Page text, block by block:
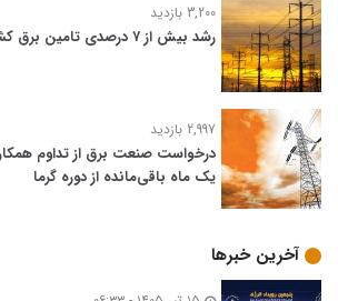
3,200 بازدید
رشد بیش از ۷ درصدی تامین برق کشور
2,997 بازدید
درخواست صنعت برق از تداوم
یک ماه باقی‌مانده از دوره گرما
آخرین خبرها